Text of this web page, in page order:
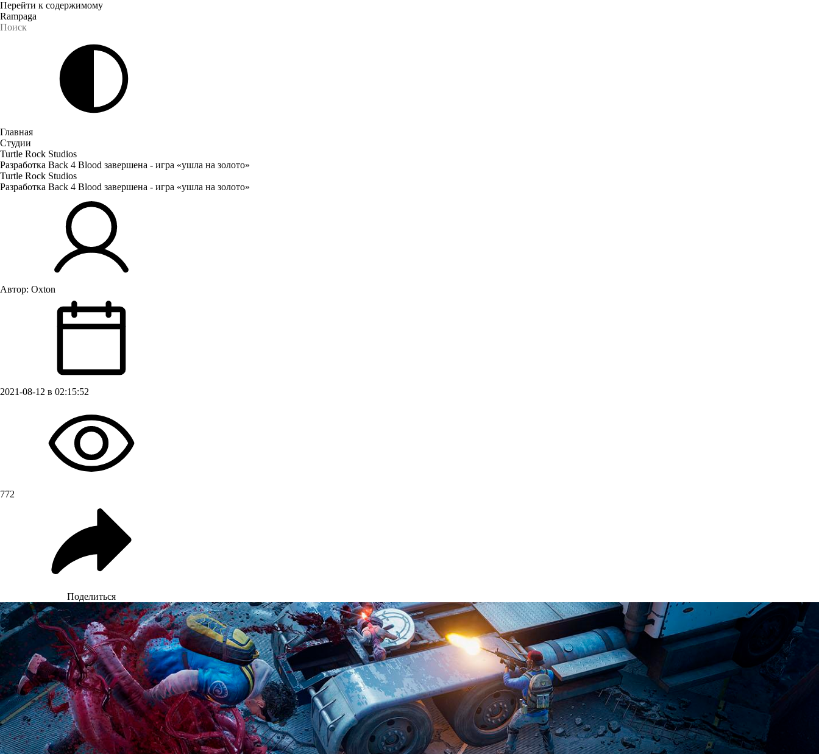
Перейти к содержимому
Rampaga
Главная
Студии
Turtle Rock Studios
Разработка Back 4 Blood завершена - игра «ушла на золото»
Turtle Rock Studios
Разработка Back 4 Blood завершена - игра «ушла на золото»
Автор: Oxton
2021-08-12 в 02:15:52
772
Поделиться